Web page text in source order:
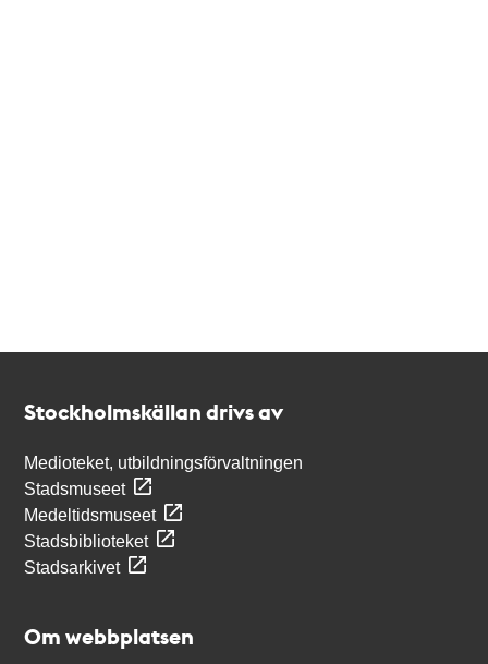
Stockholmskällan drivs av
Medioteket, utbildningsförvaltningen
Stadsmuseet
Medeltidsmuseet
Stadsbiblioteket
Stadsarkivet
Om webbplatsen